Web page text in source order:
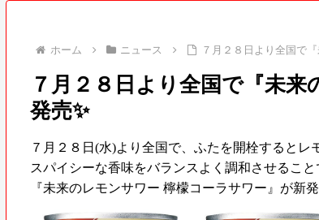
ホーム ニュース ７月２８日より全国で
７月２８日より全国で『未
発売✨
７月２８日(水)より全国で、ふたを開栓すると
スパイシーな香味をバランスよく調和させるこ
『未来のレモンサワー 檸檬コーラサワー』が新